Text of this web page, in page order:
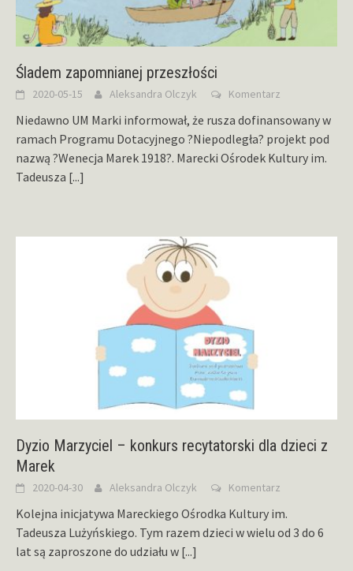
Śladem zapomnianej przeszłości
2020-05-15 Aleksandra Olczyk Komentarz
Niedawno UM Marki informował, że rusza dofinansowany w
ramach Programu Dotacyjnego ?Niepodległa? projekt pod
nazwą ?Wenecja Marek 1918?. Marecki Ośrodek Kultury im.
Tadeusza [...]
Dyzio Marzyciel – konkurs recytatorski dla dzieci z
Marek
2020-04-30 Aleksandra Olczyk Komentarz
Kolejna inicjatywa Mareckiego Ośrodka Kultury im.
Tadeusza Lużyńskiego. Tym razem dzieci w wielu od 3 do 6
lat są zaproszone do udziału w [...]